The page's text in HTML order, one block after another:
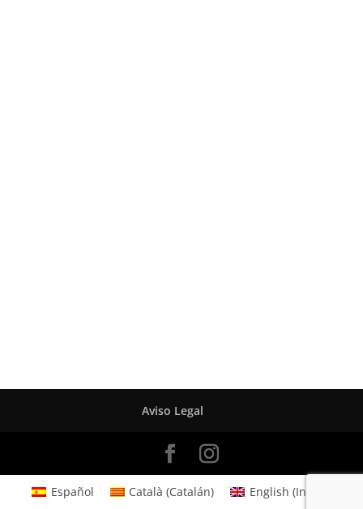
Aviso Legal
Español Català (Catalán) English (Inglés